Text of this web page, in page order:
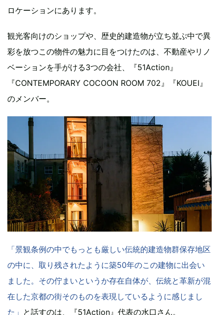
ロケーションにあります。
観光客向けのショップや、歴史的建造物が立ち並ぶ中で異
彩を放つこの物件の魅力に目をつけたのは、不動産やリノ
ベーションを手がける3つの会社、『51Action』
『CONTEMPORARY COCOON ROOM 702』『KOUEI』
のメンバー。
「景観条例の中でもっとも厳しい伝統的建造物群保存地区
の中に、取り残されたように築50年のこの建物に出会い
ました。その佇まいというか存在自体が、伝統と革新が混
在した京都の街そのものを表現しているように感じまし
た」 と話すのは、『51Action』代表の水口さん。